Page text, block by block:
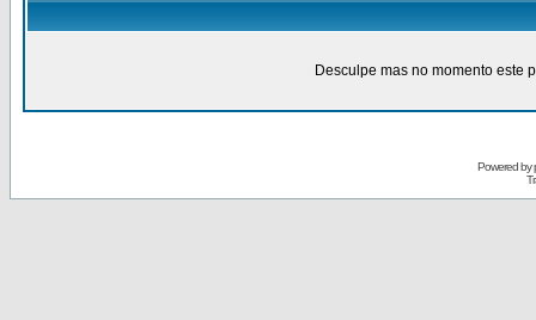
Desculpe mas no momento este
Powered by